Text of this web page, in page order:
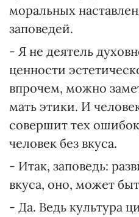
моральных
заповедей.
- Я не деятель
ценности
впрочем, можно
мать этики. И
совершит тех
человек без вкуса.
- Итак, заповедь:
вкуса, оно, может
- Да. Ведь культура